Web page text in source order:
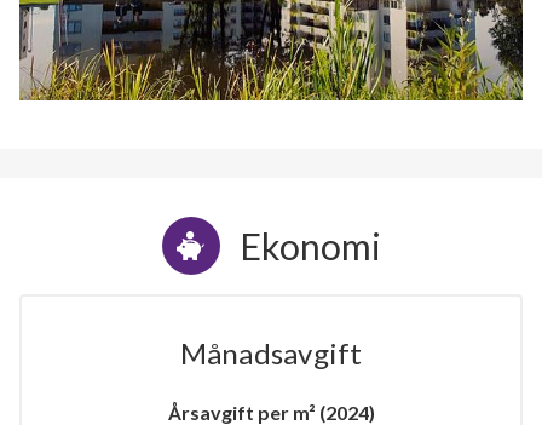
Ekonomi
Månadsavgift
Årsavgift per m² (2024)